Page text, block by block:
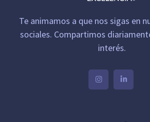
Te animamos a que nos sigas en
sociales. Compartimos
interés.